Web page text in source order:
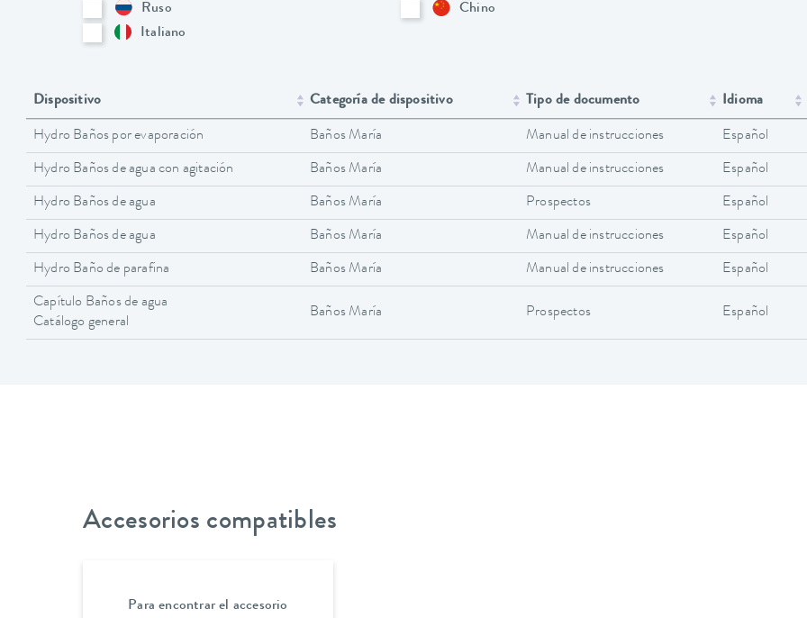
Ruso
Chino
Italiano
Dispositivo Categoría de dispositivo Tipo de documento Idioma
Hydro Baños por evaporación Baños María Manual de instrucciones Español
Hydro Baños de agua con agitación Baños María Manual de instrucciones Español
Hydro Baños de agua Baños María Prospectos Español
Hydro Baños de agua Baños María Manual de instrucciones Español
Hydro Baño de parafina Baños María Manual de instrucciones Español
Capítulo Baños de agua
Catálogo general
Baños María Prospectos Español
Accesorios compatibles
Para encontrar el accesorio